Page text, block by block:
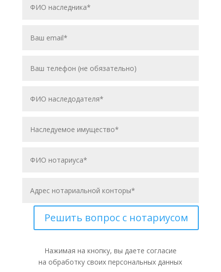
Решить вопрос с нотариусом
Нажимая на кнопку, вы даете согласие
на обработку своих персональных данных